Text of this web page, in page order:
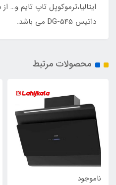
ایتالیا،ترموکوپل تاپ تایم و…
داتیس DG-545 می باشد.
محصولات مرتبط
ناموجود